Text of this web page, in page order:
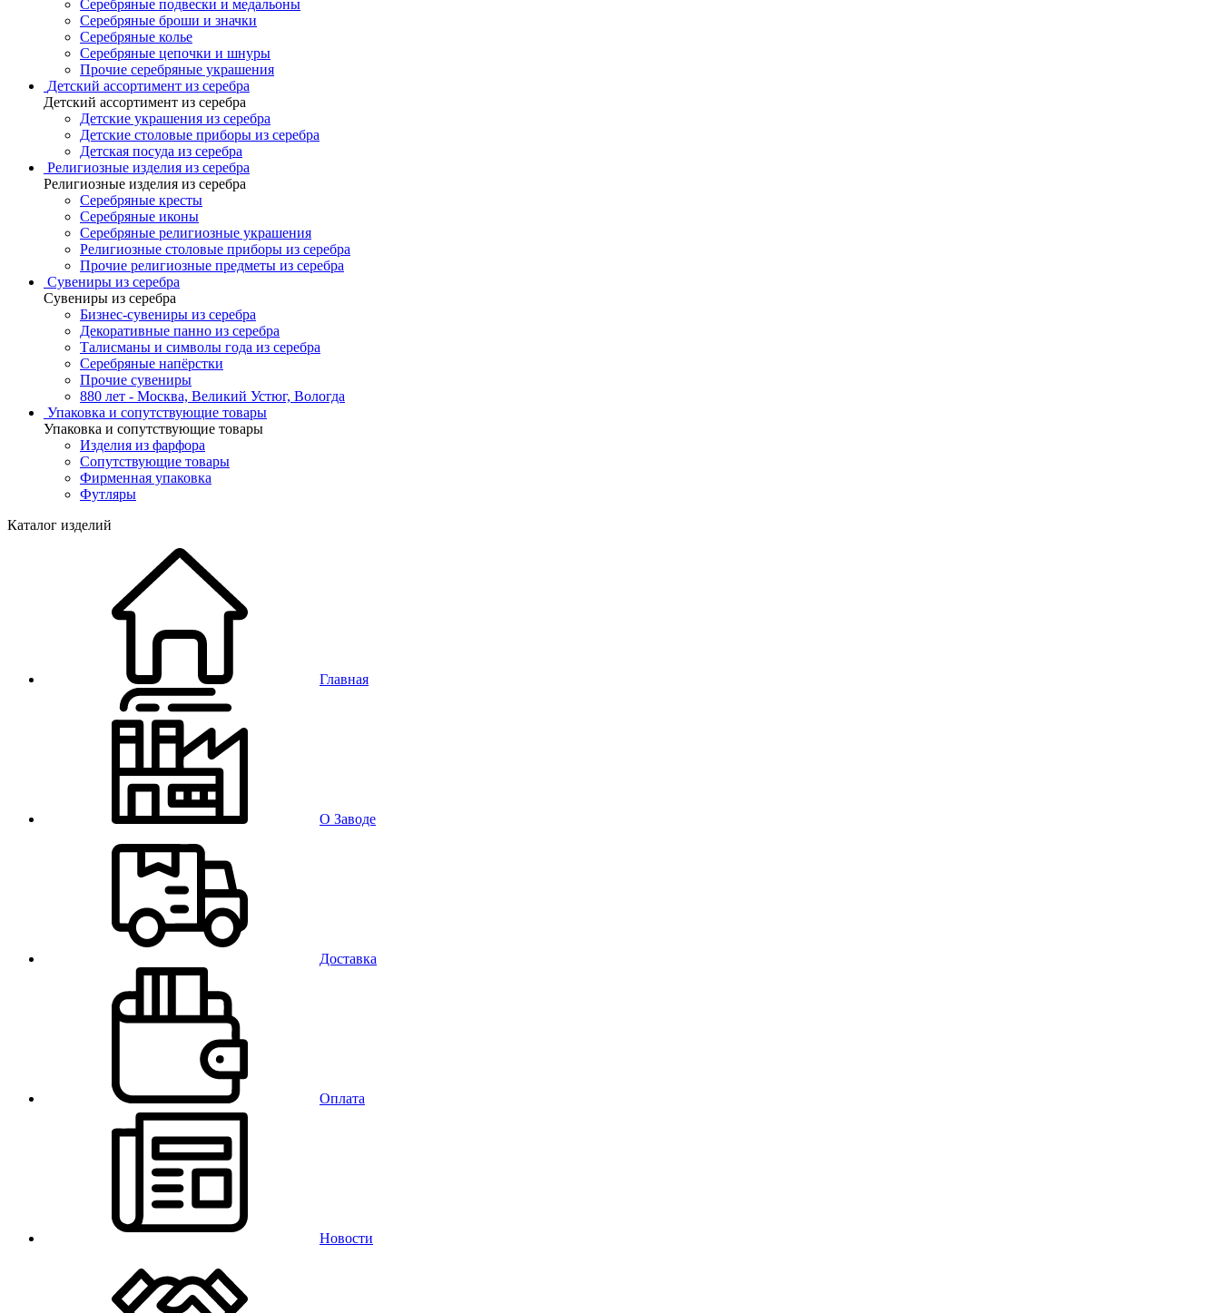
Серебряные подвески и медальоны
Серебряные броши и значки
Серебряные колье
Серебряные цепочки и шнуры
Прочие серебряные украшения
Детский ассортимент из серебра
Детский ассортимент из серебра
Детские украшения из серебра
Детские столовые приборы из серебра
Детская посуда из серебра
Религиозные изделия из серебра
Религиозные изделия из серебра
Серебряные кресты
Серебряные иконы
Серебряные религиозные украшения
Религиозные столовые приборы из серебра
Прочие религиозные предметы из серебра
Сувениры из серебра
Сувениры из серебра
Бизнес-сувениры из серебра
Декоративные панно из серебра
Талисманы и символы года из серебра
Серебряные напёрстки
Прочие сувениры
880 лет - Москва, Великий Устюг, Вологда
Упаковка и сопутствующие товары
Упаковка и сопутствующие товары
Изделия из фарфора
Сопутствующие товары
Фирменная упаковка
Футляры
Каталог изделий
Главная
О Заводе
Доставка
Оплата
Новости